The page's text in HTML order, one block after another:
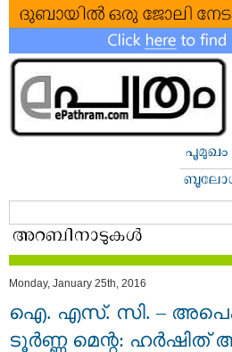
Monday, January 25th, 2016
ഐ. എസ്. സി. –
ടൂര്‍ണ്ണ മെന്റ: ഹര്‍ഷിത്